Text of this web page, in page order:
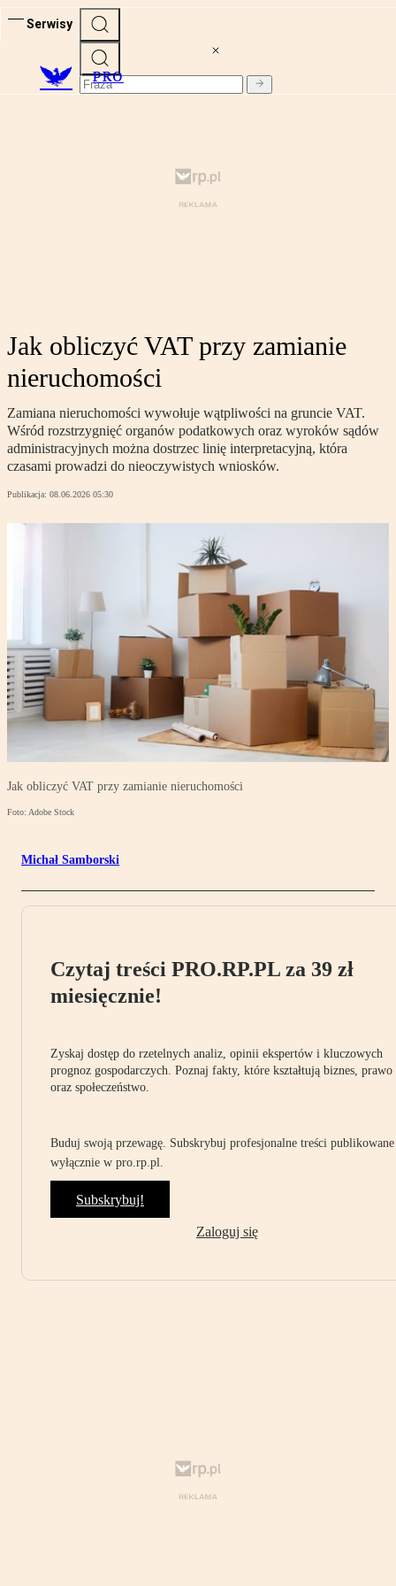
Serwisy
PRO
Jak obliczyć VAT przy zamianie
nieruchomości
Zamiana nieruchomości wywołuje wątpliwości na gruncie VAT.
Wśród rozstrzygnięć organów podatkowych oraz wyroków sądów
administracyjnych można dostrzec linię interpretacyjną, która
czasami prowadzi do nieoczywistych wniosków.
Publikacja: 08.06.2026 05:30
Jak obliczyć VAT przy zamianie nieruchomości
Foto: Adobe Stock
Michał Samborski
Czytaj treści PRO.RP.PL za 39 zł
miesięcznie!
Zyskaj dostęp do rzetelnych analiz, opinii ekspertów i kluczowych
prognoz gospodarczych. Poznaj fakty, które kształtują biznes, prawo
oraz społeczeństwo.
Buduj swoją przewagę. Subskrybuj profesjonalne treści publikowane
wyłącznie w pro.rp.pl.
Subskrybuj!
Zaloguj się